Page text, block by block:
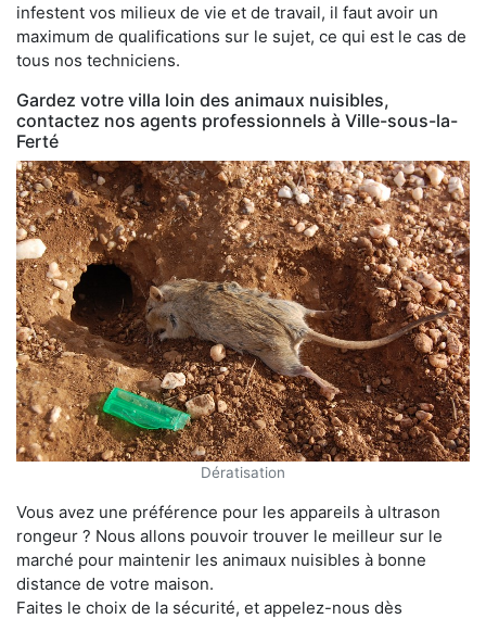
infestent vos milieux de vie et de travail, il faut avoir un
maximum de qualifications sur le sujet, ce qui est le cas de
tous nos techniciens.
Gardez votre villa loin des animaux nuisibles,
contactez nos agents professionnels à Ville-sous-la-
Ferté
Dératisation
Vous avez une préférence pour les appareils à ultrason
rongeur ? Nous allons pouvoir trouver le meilleur sur le
marché pour maintenir les animaux nuisibles à bonne
distance de votre maison.
Faites le choix de la sécurité, et appelez-nous dès